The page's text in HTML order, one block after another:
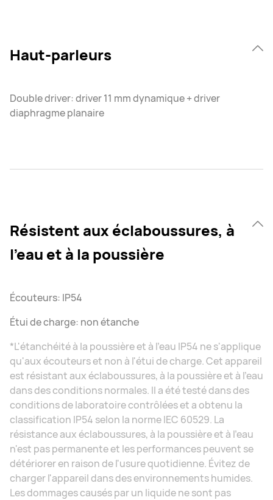
Haut-parleurs
Double driver: driver 11 mm dynamique + driver
diaphragme planaire
Résistent aux éclaboussures, à
l’eau et à la poussière
Écouteurs: IP54
Étui de charge: non étanche
*L'étanchéité à la poussière et à l'eau IP54 ne s'applique
qu'aux écouteurs et non à l'étui de charge. Cet appareil
est résistant aux éclaboussures, à la poussière et à l'eau
dans des conditions normales. Il a été testé dans des
conditions de laboratoire contrôlées et a obtenu la
classification IP54 selon la norme IEC 60529. La
résistance aux éclaboussures, à la poussière et à l'eau
n'est pas permanente et les performances peuvent se
détériorer en raison de l'usure quotidienne. Évitez de
charger l'appareil dans des environnements humides.
Les dommages causés par un liquide ne sont pas